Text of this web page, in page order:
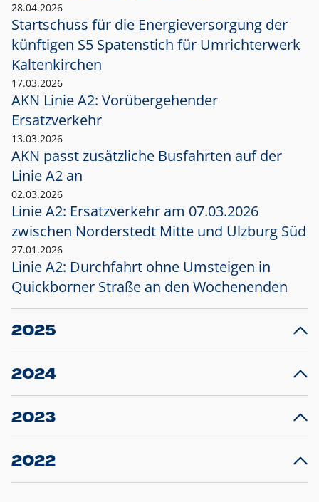
28.04.2026
Startschuss für die Energieversorgung der
künftigen S5 Spatenstich für Umrichterwerk
Kaltenkirchen
17.03.2026
AKN Linie A2: Vorübergehender
Ersatzverkehr
13.03.2026
AKN passt zusätzliche Busfahrten auf der
Linie A2 an
02.03.2026
Linie A2: Ersatzverkehr am 07.03.2026
zwischen Norderstedt Mitte und Ulzburg Süd
27.01.2026
Linie A2: Durchfahrt ohne Umsteigen in
Quickborner Straße an den Wochenenden
2025
23.12.2025
Projekt S5: Start der Bauarbeiten am
2024
10.12.2024
Großprojekt S5: Sperrung der Bahnstraße in
2023
20.12.2023
Schleswig-Holstein verlängert den
2022
22.12.2022